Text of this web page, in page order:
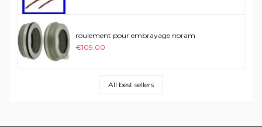
roulement pour embrayage noram
€109.00
All best sellers